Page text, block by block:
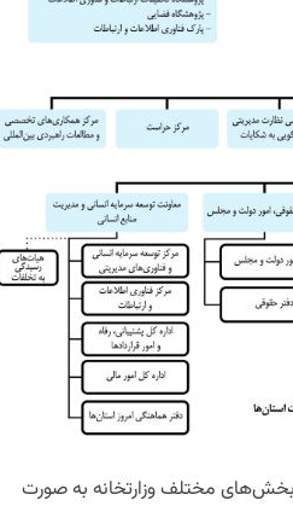
اطلاعات بیش از ۴۰ مدیر را در بخش‌های مختلف وزارتخانه به صورت